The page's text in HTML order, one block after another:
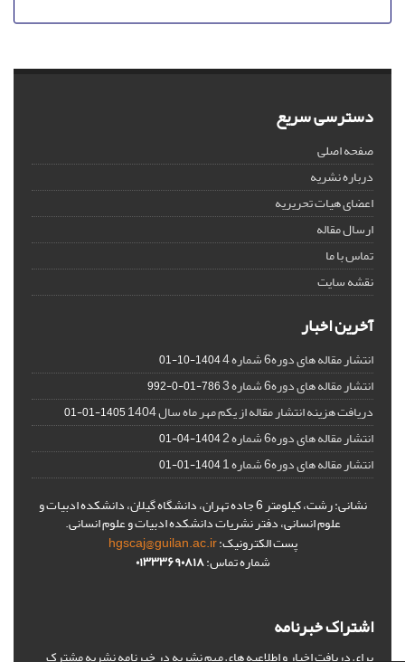
دسترسی سریع
صفحه اصلی
درباره نشریه
اعضای هیات تحریریه
ارسال مقاله
تماس با ما
نقشه سایت
آخرین اخبار
انتشار مقاله های دوره6 شماره 4 1404-10-01
انتشار مقاله های دوره6 شماره 3 786-01-0-992
دریافت هزینه انتشار مقاله از یکم مهر ماه سال 1404 1405-01-01
انتشار مقاله های دوره6 شماره 2 1404-04-01
انتشار مقاله های دوره6 شماره 1 1404-01-01
نشانی: رشت، کیلومتر 6 جاده تهران، دانشگاه گیلان، دانشکده ادبیات و
علوم انسانی، دفتر نشریات دانشکده ادبیات و علوم انسانی.
پست الکترونیک:hgscaj@guilan.ac.ir
شماره تماس:۰۱۳۳۳۶۹۰۸۱۸
اشتراک خبرنامه
برای دریافت اخبار و اطلاعیه های مهم نشریه در خبرنامه نشریه مشترک